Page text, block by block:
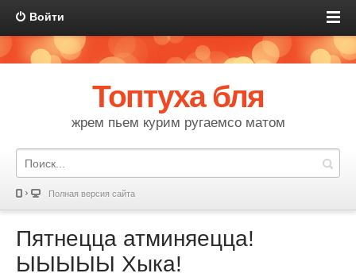
Войти
Топтуха бля
жрем пьем курим ругаемсо матом
Полная версия сайта
Пятнецца атминяецца!
ЫЫЫЫЫ Хыка!